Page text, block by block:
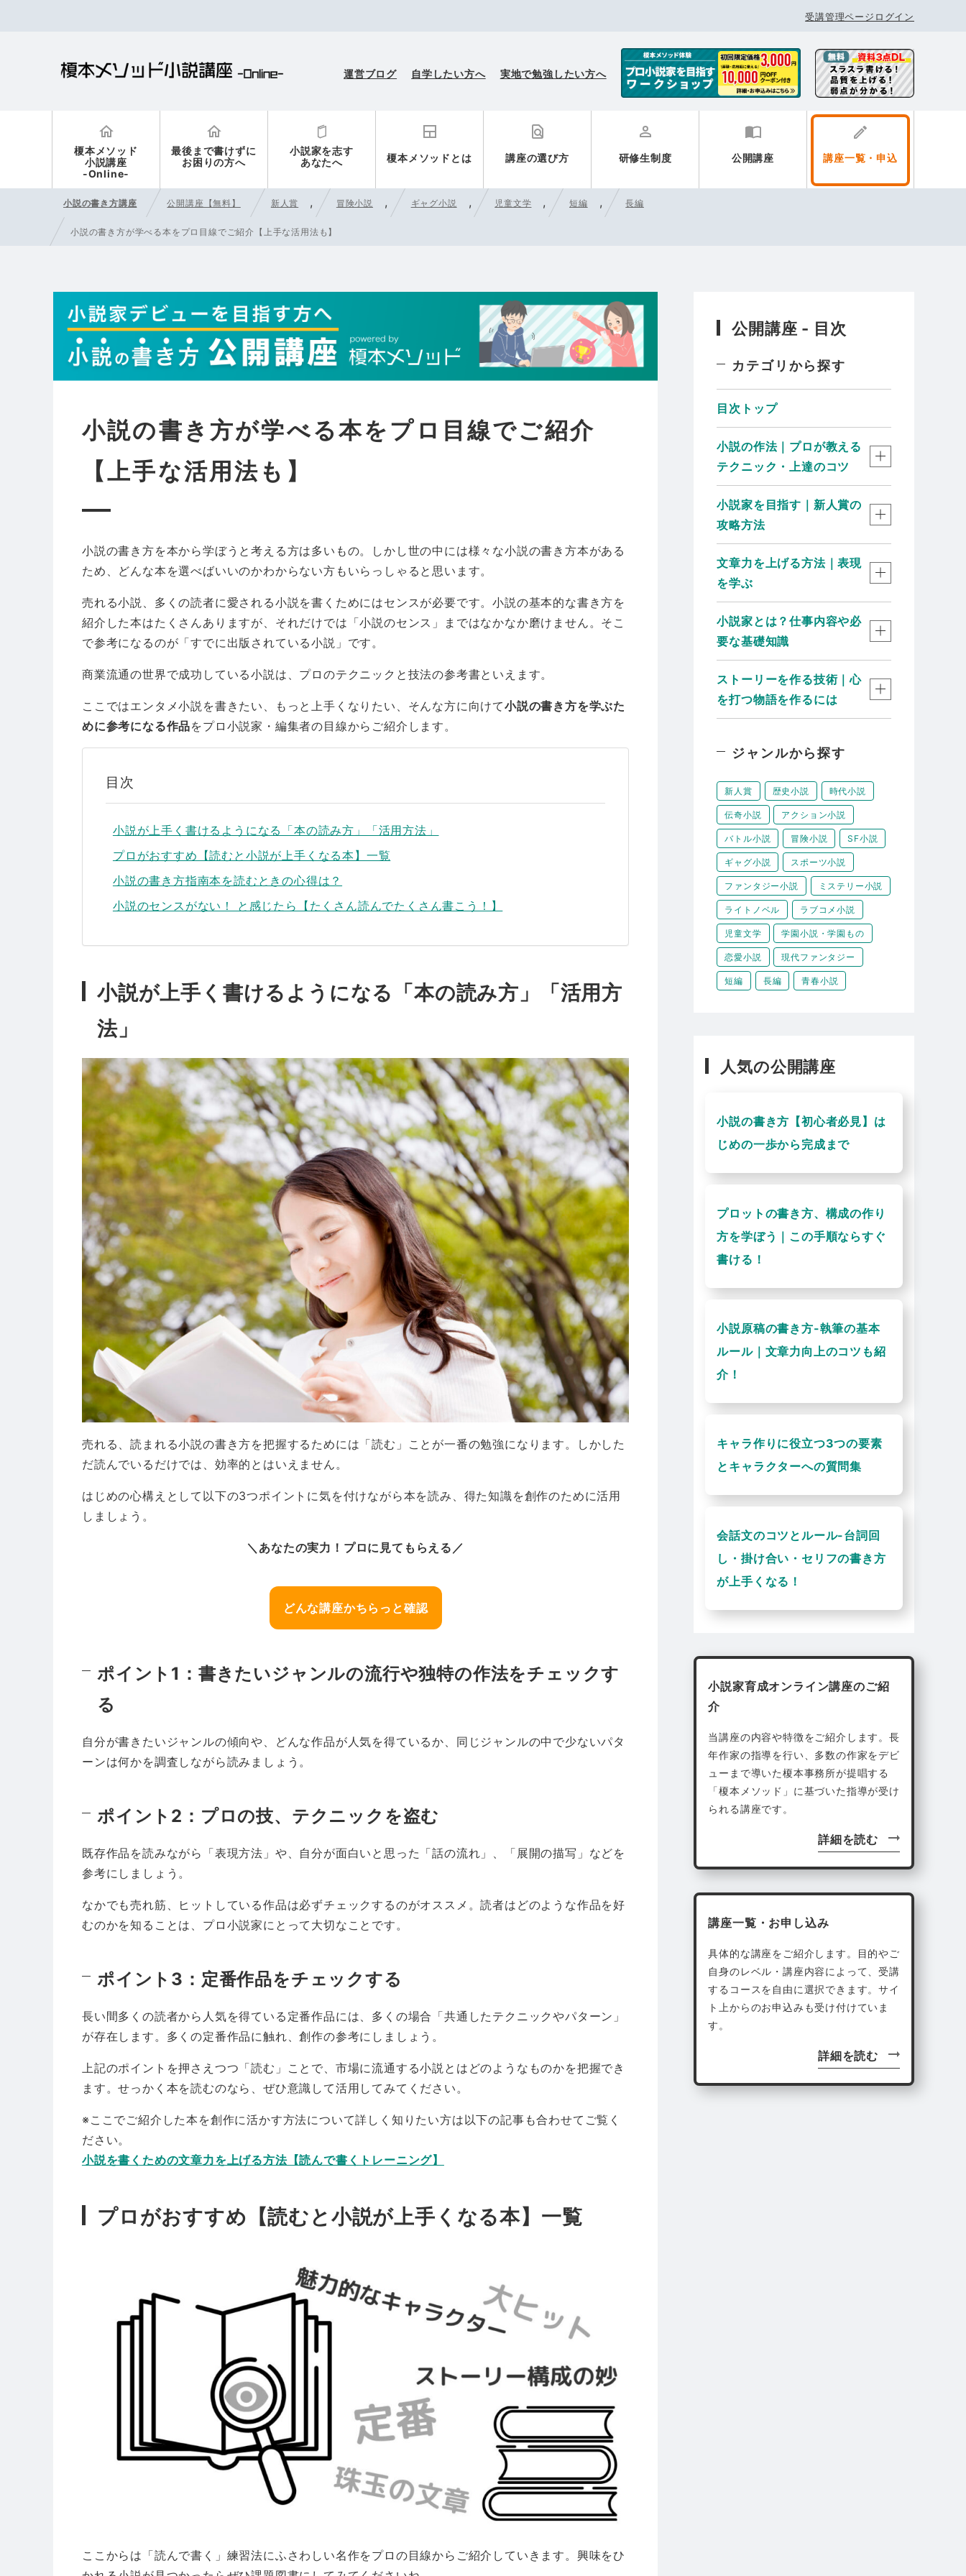
受講管理ページログイン
榎本メソッド小説講座
運営ブログ 自学したい方へ 実地で勉強したい方へ
榎本メソッド
小説講座
-Online-
最後まで書けずに
お困りの方へ
小説家を志す
あなたへ
榎本メソッドとは 講座の選び方 研修生制度 公開講座 講座一覧・申込
小説の書き方講座 公開講座【無料】 新人賞 , 冒険小説 , ギャグ小説 , 児童文学 , 短編 , 長編
小説の書き方が学べる本をプロ目線でご紹介【上手な活用法も】
小説の書き方が学べる本をプロ目線でご紹介
【上手な活用法も】
小説の書き方を本から学ぼうと考える方は多いもの。しかし世の中には様々な小説の書き方本がある
ため、どんな本を選べばいいのかわからない方もいらっしゃると思います。
売れる小説、多くの読者に愛される小説を書くためにはセンスが必要です。小説の基本的な書き方を
紹介した本はたくさんありますが、それだけでは「小説のセンス」まではなかなか磨けません。そこ
で参考になるのが「すでに出版されている小説」です。
商業流通の世界で成功している小説は、プロのテクニックと技法の参考書といえます。
ここではエンタメ小説を書きたい、もっと上手くなりたい、そんな方に向けて小説の書き方を学ぶた
めに参考になる作品をプロ小説家・編集者の目線からご紹介します。
目次
小説が上手く書けるようになる「本の読み方」「活用方法」
プロがおすすめ【読むと小説が上手くなる本】一覧
小説の書き方指南本を読むときの心得は？
小説のセンスがない！ と感じたら【たくさん読んでたくさん書こう！】
小説が上手く書けるようになる「本の読み方」「活用方
法」
売れる、読まれる小説の書き方を把握するためには「読む」ことが一番の勉強になります。しかした
だ読んでいるだけでは、効率的とはいえません。
はじめの心構えとして以下の3つポイントに気を付けながら本を読み、得た知識を創作のために活用
しましょう。
＼あなたの実力！プロに見てもらえる／
どんな講座かちらっと確認
ポイント1：書きたいジャンルの流行や独特の作法をチェックす
る
自分が書きたいジャンルの傾向や、どんな作品が人気を得ているか、同じジャンルの中で少ないパタ
ーンは何かを調査しながら読みましょう。
ポイント2：プロの技、テクニックを盗む
既存作品を読みながら「表現方法」や、自分が面白いと思った「話の流れ」、「展開の描写」などを
参考にしましょう。
なかでも売れ筋、ヒットしている作品は必ずチェックするのがオススメ。読者はどのような作品を好
むのかを知ることは、プロ小説家にとって大切なことです。
ポイント3：定番作品をチェックする
長い間多くの読者から人気を得ている定番作品には、多くの場合「共通したテクニックやパターン」
が存在します。多くの定番作品に触れ、創作の参考にしましょう。
上記のポイントを押さえつつ「読む」ことで、市場に流通する小説とはどのようなものかを把握でき
ます。せっかく本を読むのなら、ぜひ意識して活用してみてください。
※ここでご紹介した本を創作に活かす方法について詳しく知りたい方は以下の記事も合わせてご覧く
ださい。
小説を書くための文章力を上げる方法【読んで書くトレーニング】
プロがおすすめ【読むと小説が上手くなる本】一覧
ここからは「読んで書く」練習法にふさわしい名作をプロの目線からご紹介していきます。興味をひ
公開講座 - 目次
カテゴリから探す
目次トップ
小説の作法｜プロが教える
テクニック・上達のコツ
小説家を目指す｜新人賞の
攻略方法
文章力を上げる方法｜表現
を学ぶ
小説家とは？仕事内容や必
要な基礎知識
ストーリーを作る技術｜心
を打つ物語を作るには
ジャンルから探す
新人賞 歴史小説 時代小説
伝奇小説 アクション小説
バトル小説 冒険小説 SF小説
ギャグ小説 スポーツ小説
ファンタジー小説 ミステリー小説
ライトノベル ラブコメ小説
児童文学 学園小説・学園もの
恋愛小説 現代ファンタジー
短編 長編 青春小説
人気の公開講座
小説の書き方【初心者必見】は
じめの一歩から完成まで
プロットの書き方、構成の作り
方を学ぼう｜この手順ならすぐ
書ける！
小説原稿の書き方-執筆の基本
ルール｜文章力向上のコツも紹
介！
キャラ作りに役立つ3つの要素
とキャラクターへの質問集
会話文のコツとルール-台詞回
し・掛け合い・セリフの書き方
が上手くなる！
小説家育成オンライン講座のご紹
介
当講座の内容や特徴をご紹介します。長
年作家の指導を行い、多数の作家をデビ
ューまで導いた榎本事務所が提唱する
「榎本メソッド」に基づいた指導が受け
られる講座です。
詳細を読む
講座一覧・お申し込み
具体的な講座をご紹介します。目的やご
自身のレベル・講座内容によって、受講
するコースを自由に選択できます。サイ
ト上からのお申込みも受け付けていま
す。
詳細を読む